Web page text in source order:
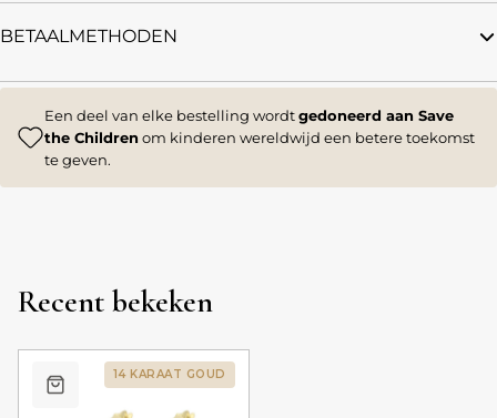
BETAALMETHODEN
Een deel van elke bestelling wordtgedoneerd aan Save
the Children om kinderen wereldwijd een betere toekomst
te geven.
Recent bekeken
14 KARAAT GOUD